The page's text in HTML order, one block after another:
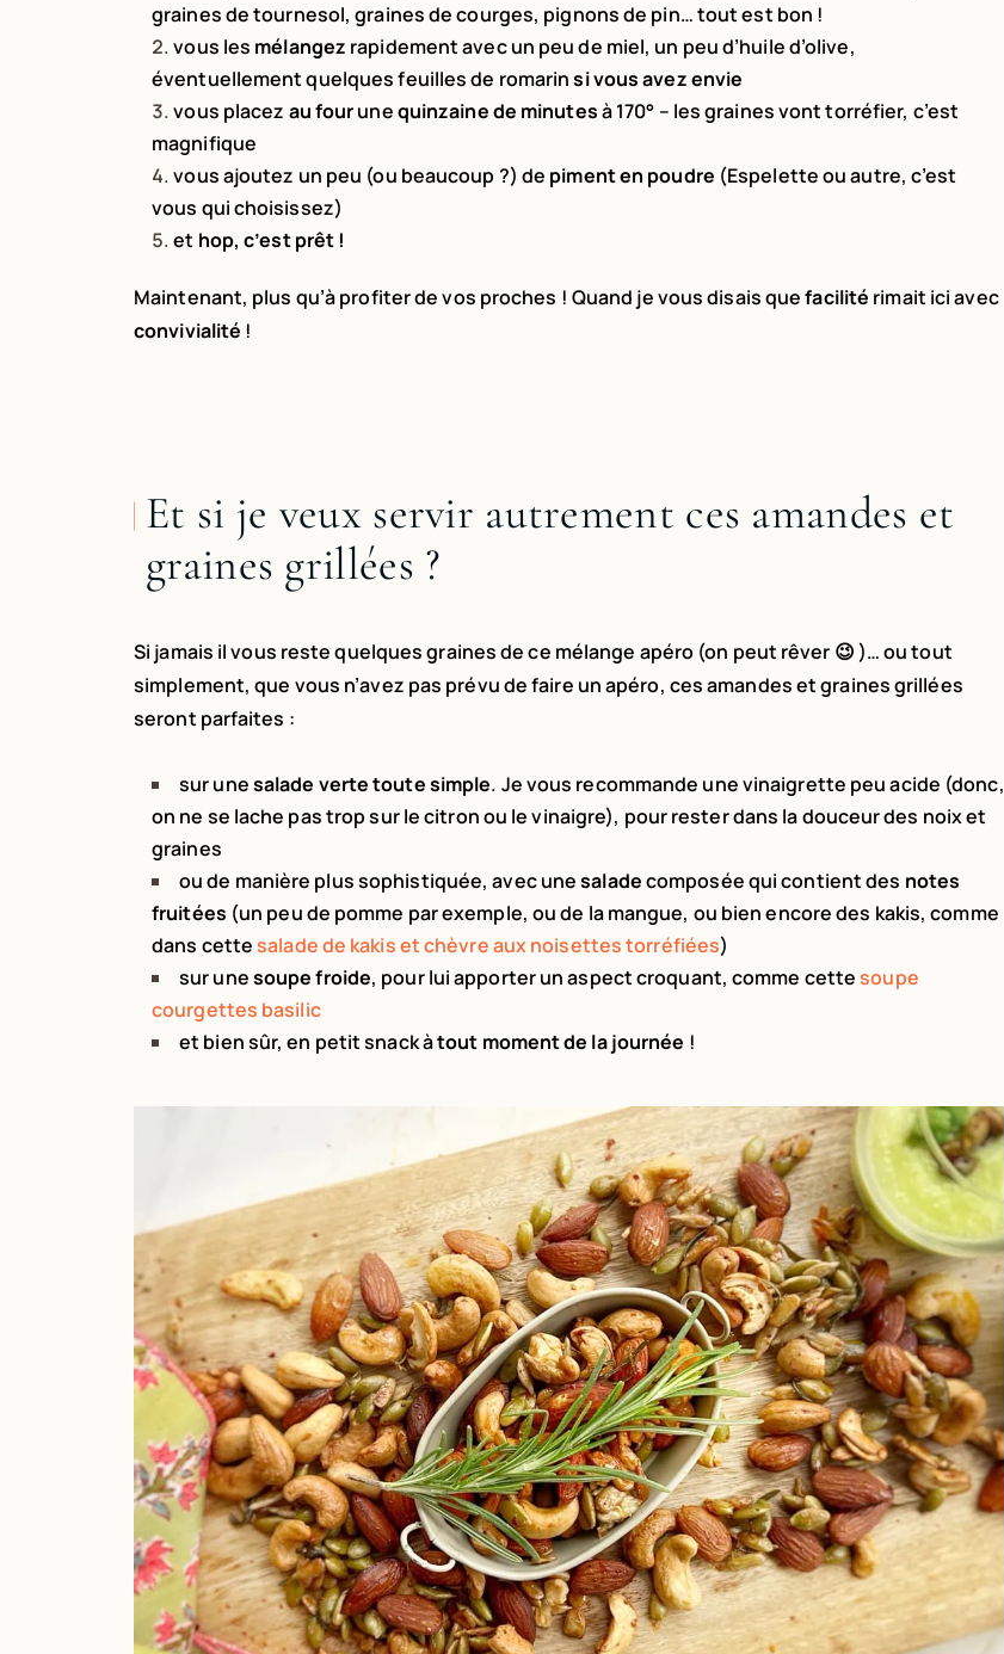
grainesde tournesol, graines de courges, pignons de pin… tout est bon !
vous les mélangez rapidement avec un peu de miel, un peu d’huile d’olive,
éventuellement quelques feuilles de romarinsi vous avez envie
vous placez au fourunequinzaine de minutesà 170° – les graines vont torréfier, c’est
magnifique
vous ajoutez un peu (ou beaucoup ?) de piment en poudre (Espelette ou autre, c’est
vous qui choisissez)
et hop, c’est prêt !
Maintenant, plus qu’à profiter de vos proches ! Quand je vous disais quefacilité rimait ici avec
convivialité !
Et si je veux servir autrement ces amandes et
graines grillées ?
Si jamais il vous reste quelques graines de ce mélange apéro (on peut rêver 😉 )… ou tout
simplement, que vous n’avez pas prévu de faire un apéro, ces amandes et graines grillées
seront parfaites :
sur unesalade verte toute simple. Je vous recommande une vinaigrette peu acide (donc,
on ne se lache pas trop sur le citron ou le vinaigre), pour rester dans la douceur des noix et
graines
ou de manière plus sophistiquée, avec unesaladecomposée qui contient des notes
fruitées (un peu de pomme par exemple, ou de la mangue, ou bien encore des kakis, comme
dans cettesaladede kakis et chèvre aux noisettes torréfiées)
sur unesoupe froide, pour lui apporter un aspect croquant, comme cettesoupe
courgettes basilic
et bien sûr, en petit snack àtout moment de la journée !